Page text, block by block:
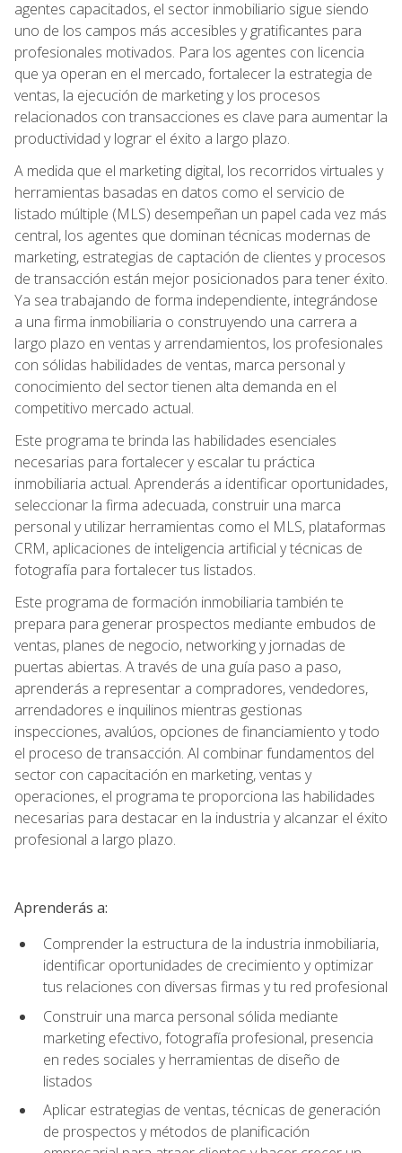
agentes capacitados, el sector inmobiliario sigue siendo
uno de los campos más accesibles y gratificantes para
profesionales motivados. Para los agentes con licencia
que ya operan en el mercado, fortalecer la estrategia de
ventas, la ejecución de marketing y los procesos
relacionados con transacciones es clave para aumentar la
productividad y lograr el éxito a largo plazo.
A medida que el marketing digital, los recorridos virtuales y
herramientas basadas en datos como el servicio de
listado múltiple (MLS) desempeñan un papel cada vez más
central, los agentes que dominan técnicas modernas de
marketing, estrategias de captación de clientes y procesos
de transacción están mejor posicionados para tener éxito.
Ya sea trabajando de forma independiente, integrándose
a una firma inmobiliaria o construyendo una carrera a
largo plazo en ventas y arrendamientos, los profesionales
con sólidas habilidades de ventas, marca personal y
conocimiento del sector tienen alta demanda en el
competitivo mercado actual.
Este programa te brinda las habilidades esenciales
necesarias para fortalecer y escalar tu práctica
inmobiliaria actual. Aprenderás a identificar oportunidades,
seleccionar la firma adecuada, construir una marca
personal y utilizar herramientas como el MLS, plataformas
CRM, aplicaciones de inteligencia artificial y técnicas de
fotografía para fortalecer tus listados.
Este programa de formación inmobiliaria también te
prepara para generar prospectos mediante embudos de
ventas, planes de negocio, networking y jornadas de
puertas abiertas. A través de una guía paso a paso,
aprenderás a representar a compradores, vendedores,
arrendadores e inquilinos mientras gestionas
inspecciones, avalúos, opciones de financiamiento y todo
el proceso de transacción. Al combinar fundamentos del
sector con capacitación en marketing, ventas y
operaciones, el programa te proporciona las habilidades
necesarias para destacar en la industria y alcanzar el éxito
profesional a largo plazo.
Aprenderás a:
Comprender la estructura de la industria inmobiliaria,
identificar oportunidades de crecimiento y optimizar
tus relaciones con diversas firmas y tu red profesional
Construir una marca personal sólida mediante
marketing efectivo, fotografía profesional, presencia
en redes sociales y herramientas de diseño de
listados
Aplicar estrategias de ventas, técnicas de generación
de prospectos y métodos de planificación